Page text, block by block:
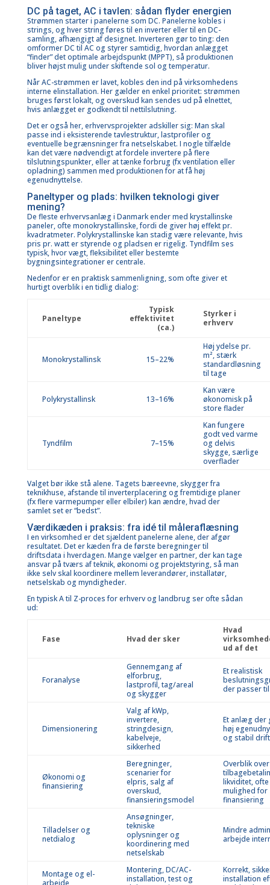
DC på taget, AC i tavlen: sådan flyder energien
Strømmen starter i panelerne som DC. Panelerne kobles i
strings, og hver string føres til en inverter eller til en DC-
samling, afhængigt af designet. Inverteren gør to ting: den
omformer DC til AC og styrer samtidig, hvordan anlægget
“finder” det optimale arbejdspunkt (MPPT), så produktionen
bliver højst mulig under skiftende sol og temperatur.
Når AC-strømmen er lavet, kobles den ind på virksomhedens
interne elinstallation. Her gælder en enkel prioritet: strømmen
bruges først lokalt, og overskud kan sendes ud på elnettet,
hvis anlægget er godkendt til nettilslutning.
Det er også her, erhvervsprojekter adskiller sig: Man skal
passe ind i eksisterende tavlestruktur, lastprofiler og
eventuelle begrænsninger fra netselskabet. I nogle tilfælde
kan det være nødvendigt at fordele invertere på flere
tilslutningspunkter, eller at tænke forbrug (fx ventilation eller
opladning) sammen med produktionen for at få høj
egenudnyttelse.
Paneltyper og plads: hvilken teknologi giver
mening?
De fleste erhvervsanlæg i Danmark ender med krystallinske
paneler, ofte monokrystallinske, fordi de giver høj effekt pr.
kvadratmeter. Polykrystallinske kan stadig være relevante, hvis
pris pr. watt er styrende og pladsen er rigelig. Tyndfilm ses
typisk, hvor vægt, fleksibilitet eller bestemte
bygningsintegrationer er centrale.
Nedenfor er en praktisk sammenligning, som ofte giver et
hurtigt overblik i en tidlig dialog:
Paneltype
Typisk
effektivitet
(ca.)
Styrker i
erhverv
Monokrystallinsk 15–22%
Høj ydelse pr.
m², stærk
standardløsning
til tage
Polykrystallinsk 13–16%
Kan være
økonomisk på
store flader
Tyndfilm 7–15%
Kan fungere
godt ved varme
og delvis
skygge, særlige
overflader
Valget bør ikke stå alene. Tagets bæreevne, skygger fra
teknikhuse, afstande til inverterplacering og fremtidige planer
(fx flere varmepumper eller elbiler) kan ændre, hvad der
samlet set er “bedst”.
Værdikæden i praksis: fra idé til måleraflæsning
I en virksomhed er det sjældent panelerne alene, der afgør
resultatet. Det er kæden fra de første beregninger til
driftsdata i hverdagen. Mange vælger en partner, der kan tage
ansvar på tværs af teknik, økonomi og projektstyring, så man
ikke selv skal koordinere mellem leverandører, installatør,
netselskab og myndigheder.
En typisk A til Z-proces for erhverv og landbrug ser ofte sådan
ud:
Fase Hvad der sker
Hvad
ud af det
Foranalyse
Gennemgang af
elforbrug,
lastprofil, tag/areal
og skygger
Et realistisk
der passer
Dimensionering
Valg af kWp,
invertere,
stringdesign,
kabelveje,
sikkerhed
Et anlæg der
høj
og stabil drift
Økonomi og
finansiering
Beregninger,
scenarier for
elpris, salg af
overskud,
finansieringsmodel
Overblik over
likviditet,
mulighed for
finansiering
Tilladelser og
netdialog
Ansøgninger,
tekniske
oplysninger og
koordinering med
netselskab
Mindre
arbejde
Montage og el-
arbejde
Montering, DC/AC-
installation, test og
Korrekt,
installation